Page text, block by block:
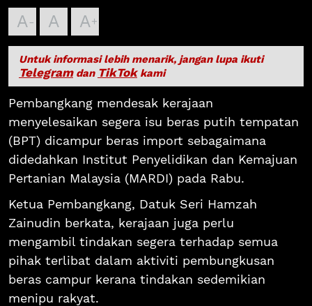
A A A
Untuk informasi lebih menarik, jangan lupa ikuti
Telegramdan TikTokkami
Pembangkang mendesak kerajaan
menyelesaikan segera isu beras putih tempatan
(BPT) dicampur beras import sebagaimana
didedahkan Institut Penyelidikan dan Kemajuan
Pertanian Malaysia (MARDI) pada Rabu.
Ketua Pembangkang, Datuk Seri Hamzah
Zainudin berkata, kerajaan juga perlu
mengambil tindakan segera terhadap semua
pihak terlibat dalam aktiviti pembungkusan
beras campur kerana tindakan sedemikian
menipu rakyat.